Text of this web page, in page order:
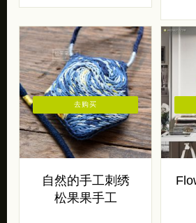
自然的手工刺绣
松果果手工
去购买